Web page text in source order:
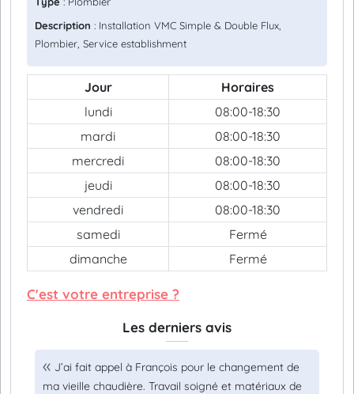
Description : Installation VMC Simple & Double Flux,
Plombier, Service establishment
Jour
Horaires
lundi
08:00-18:30
mardi
08:00-18:30
mercredi
08:00-18:30
jeudi
08:00-18:30
vendredi
08:00-18:30
samedi
Fermé
dimanche
Fermé
C'est votre entreprise ?
Les derniers avis
J’ai fait appel à François pour le changement de
ma vieille chaudière. Travail soigné et matériaux de